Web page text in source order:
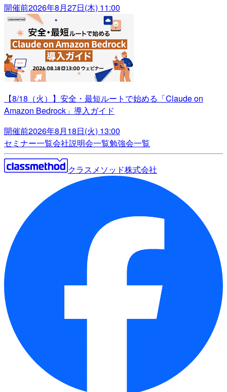
開催前2026年8月27日(木) 11:00
【8/18（火）】安全・最短ルートで始める「Claude on
Amazon Bedrock」導入ガイド
開催前2026年8月18日(火) 13:00
セミナー一覧会社説明会一覧勉強会一覧
クラスメソッド株式会社